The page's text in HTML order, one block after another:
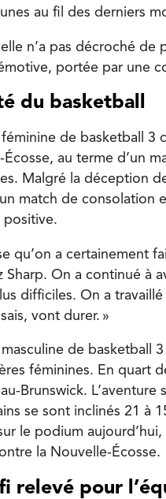
au fil des derniers
n’a pas décroché
portée par une
du basketball
féminine de basketball 3
Écosse, au terme d’un
Malgré la déception
match de consolation
positive.
qu’on a certainement
Sharp. On a continué à
difficiles. On a
vont durer. »
masculine de basketball
féminines. En quart
Brunswick.
se sont inclinés 21 à
le podium
la Nouvelle-Écosse.
relevé pour